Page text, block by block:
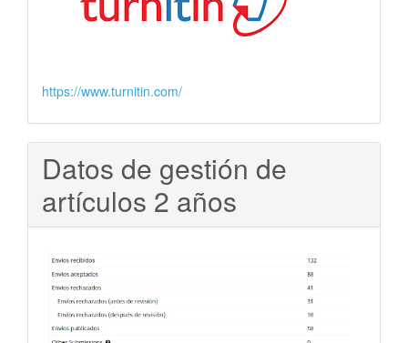
https://www.turnitin.com/
Datos de gestión de
artículos 2 años